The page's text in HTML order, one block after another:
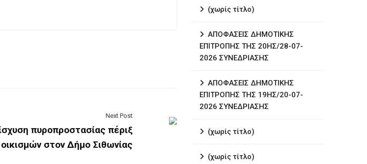
Next Post
πυροπροστασίας πέριξ
στον Δήμο Σιθωνίας
(χωρίς τίτλο)
ΑΠΟΦΑΣΕΙΣ ΔΗΜΟΤΙΚΗΣ
ΕΠΙΤΡΟΠΗΣ ΤΗΣ 20ΗΣ/28-07-
2026 ΣΥΝΕΔΡΙΑΣΗΣ
ΑΠΟΦΑΣΕΙΣ ΔΗΜΟΤΙΚΗΣ
ΕΠΙΤΡΟΠΗΣ ΤΗΣ 19ΗΣ/20-07-
2026 ΣΥΝΕΔΡΙΑΣΗΣ
(χωρίς τίτλο)
(χωρίς τίτλο)